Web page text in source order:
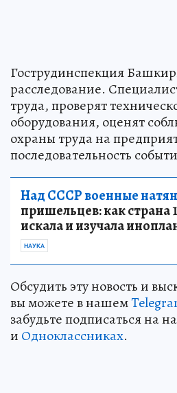
Гострудинспекция
расследование.
труда, проверят
оборудования, оценят
охраны труда на
последовательность
Над СССР военные
пришельцев: как страна
искала и изучала
НАУКА
Обсудить эту новость и
вы можете в нашем
забудьте подписаться на
и Одноклассниках.